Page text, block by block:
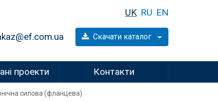
UK RU EN
Скачати каталог
проекти Контакти
силова (фланцева)